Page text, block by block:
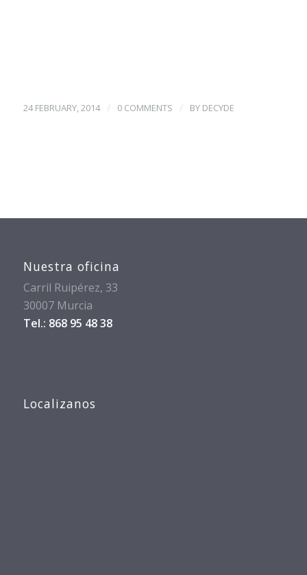
24 FEBRUARY, 2014 / 0 COMMENTS / BY DECYDE
Nuestra oficina
Carril Ruipérez, 33
30007 Murcia
Tel.: 868 95 48 38
Localizanos